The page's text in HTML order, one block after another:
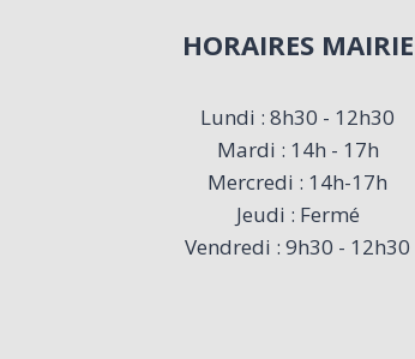
HORAIRES MAIRIE
Lundi : 8h30 - 12h30
Mardi : 14h - 17h
Mercredi : 14h-17h
Jeudi : Fermé
Vendredi : 9h30 - 12h30